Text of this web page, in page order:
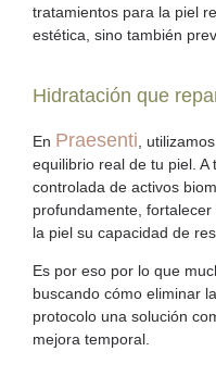
tratamientos para la piel
estética, sino también
Hidratación que
En Praesenti ,
equilibrio real de tu piel. A
controlada de activos
profundamente,
la piel su capacidad de
Es por eso por lo que
buscando cómo eliminar
protocolo una solución
mejora temporal.